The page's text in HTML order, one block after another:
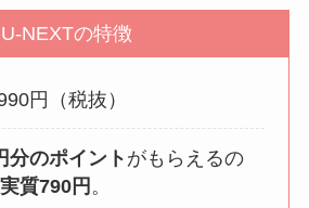
U-NEXTの特徴
円（税抜）
分のポイントがもらえるの
質790円 。